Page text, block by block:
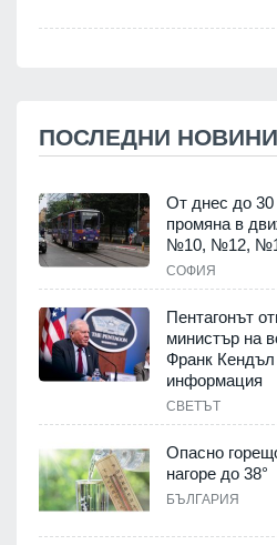
ПОСЛЕДНИ НОВИНИ
От днес до
промяна в
№10, №12,
СОФИЯ
Пентагонът
министър на
Франк
информация
СВЕТЪТ
Опасно
нагоре до 38°
БЪЛГАРИЯ